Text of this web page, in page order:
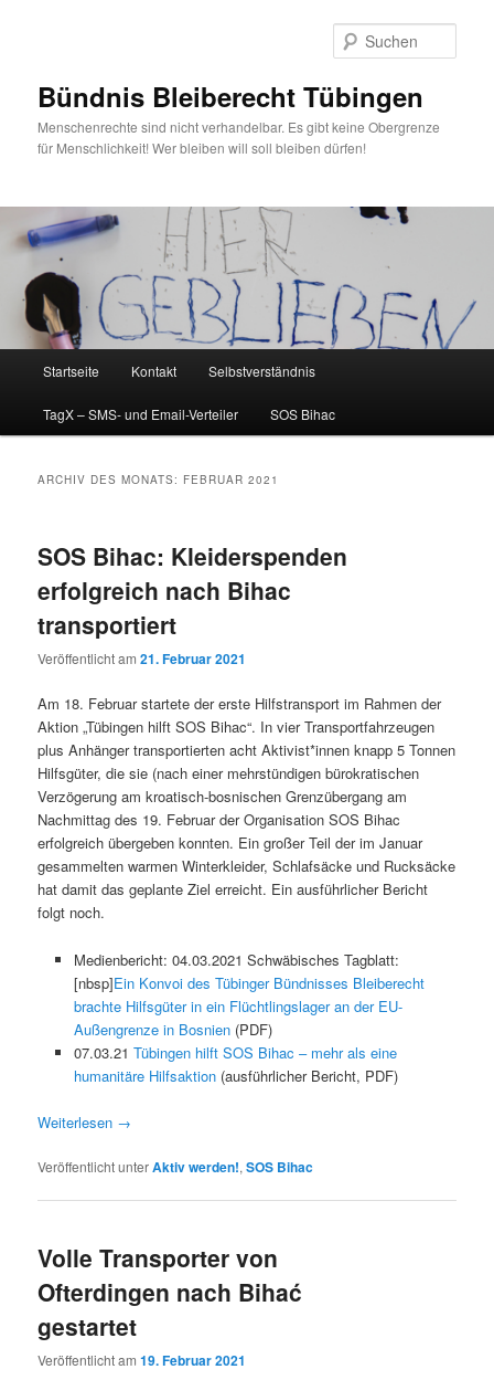
Bündnis Bleiberecht Tübingen
Menschenrechte sind nicht verhandelbar. Es gibt keine Obergrenze
für Menschlichkeit! Wer bleiben will soll bleiben dürfen!
Startseite Kontakt Selbstverständnis
TagX – SMS- und Email-Verteiler SOS Bihac
ARCHIV DES MONATS: FEBRUAR 2021
SOS Bihac: Kleiderspenden
erfolgreich nach Bihac
transportiert
Veröffentlicht am21. Februar 2021
Am 18. Februar startete der erste Hilfstransport im Rahmen der
Aktion „Tübingen hilft SOS Bihac“. In vier Transportfahrzeugen
plus Anhänger transportierten acht Aktivist*innen knapp 5 Tonnen
Hilfsgüter, die sie (nach einer mehrstündigen bürokratischen
Verzögerung am kroatisch-bosnischen Grenzübergang am
Nachmittag des 19. Februar der Organisation SOS Bihac
erfolgreich übergeben konnten. Ein großer Teil der im Januar
gesammelten warmen Winterkleider, Schlafsäcke und Rucksäcke
hat damit das geplante Ziel erreicht. Ein ausführlicher Bericht
folgt noch.
Medienbericht: 04.03.2021 Schwäbisches Tagblatt:
[nbsp]Ein Konvoi des Tübinger Bündnisses Bleiberecht
brachte Hilfsgüter in ein Flüchtlingslager an der EU-
Außengrenze in Bosnien(PDF)
07.03.21 Tübingen hilft SOS Bihac – mehr als eine
humanitäre Hilfsaktion (ausführlicher Bericht, PDF)
Weiterlesen →
Veröffentlicht unterAktiv werden!,SOS Bihac
Volle Transporter von
Ofterdingen nach Bihać
gestartet
Veröffentlicht am19. Februar 2021